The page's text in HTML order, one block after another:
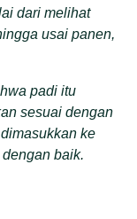
dari melihat
usai panen,
padi itu
sesuai dengan
ke
baik.